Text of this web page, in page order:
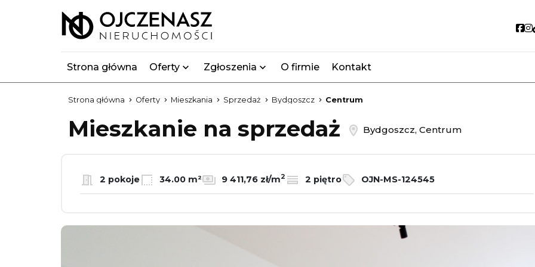
Strona główna Oferty Zgłoszenia O firmie Kontakt
Strona główna Oferty Mieszkania Sprzedaż Bydgoszcz Centrum
Mieszkanie na sprzedaż Bydgoszcz, Centrum
2 pokoje 34.00 m² 9 411,76 zł/m2 2 piętro OJN-MS-124545